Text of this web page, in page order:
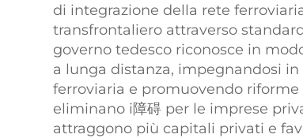
di integrazione della rete
transfrontaliero attraverso
governo tedesco riconosce in
a lunga distanza, impegnandosi
ferroviaria e promuovendo
eliminano i障碍 per le imprese
attraggono più capitali privati e